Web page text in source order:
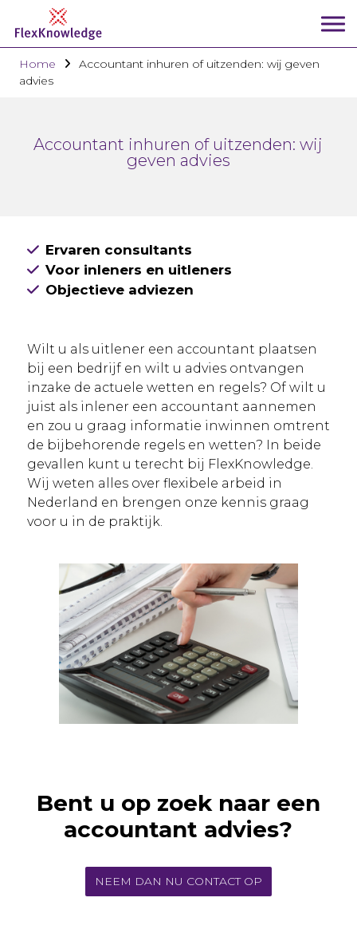
Home
Accountant inhuren of uitzenden: wij geven
advies
Accountant inhuren of uitzenden: wij
geven advies
Ervaren consultants
Voor inleners en uitleners
Objectieve adviezen
Wilt u als uitlener een accountant plaatsen
bij een bedrijf en wilt u advies ontvangen
inzake de actuele wetten en regels? Of wilt u
juist als inlener een accountant aannemen
en zou u graag informatie inwinnen omtrent
de bijbehorende regels en wetten? In beide
gevallen kunt u terecht bij FlexKnowledge.
Wij weten alles over flexibele arbeid in
Nederland en brengen onze kennis graag
voor u in de praktijk.
Bent u op zoek naar een
accountant advies?
NEEM DAN NU CONTACT OP